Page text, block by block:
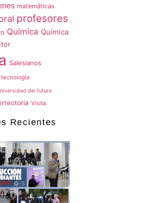
matemáticas
profesores
Química Química
Salesianos
tecnología
del futuro
Visita
Recientes